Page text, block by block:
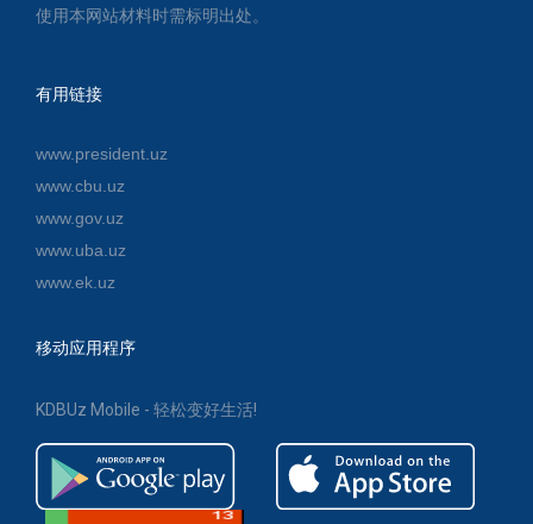
使用本网站材料时需标明出处。
有用链接
www.president.uz
www.cbu.uz
www.gov.uz
www.uba.uz
www.ek.uz
移动应用程序
KDBUz Mobile - 轻松变好生活!